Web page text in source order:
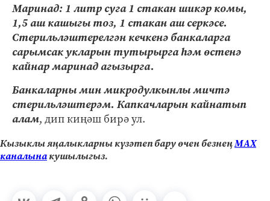
Маринад: 1 литр суга 1 стакан шикәр комы,
1,5 аш кашыгы тоз, 1 стакан аш серкәсе.
Стерильләштерелгән кечкенә банкаларга
сарымсак укларын тутырырга һәм өстенә
кайнар маринад агызырга.
Банкаларны мин микродулкынлы мичтә
стерильләштерәм. Капкачларын кайнатып
алам, дип киңәш бирә ул.
Кызыклы яңалыкларны күзәтеп бару өчен безнеңМАХ
каналынакушылыгыз.